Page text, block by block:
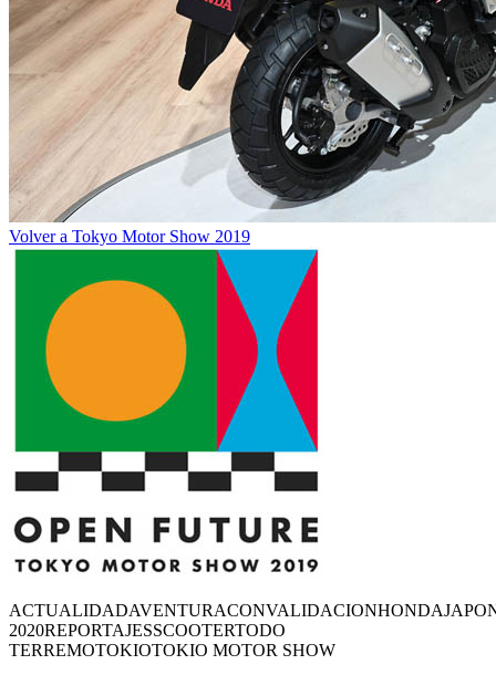
Volver a Tokyo Motor Show 2019
ACTUALIDADAVENTURACONVALIDACIONHONDA
2020REPORTAJESSCOOTERTODO
TERREMOTOKIOTOKIO MOTOR SHOW